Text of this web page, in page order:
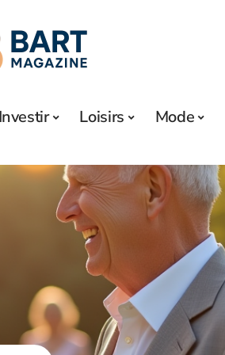
Investir Loisirs Mode